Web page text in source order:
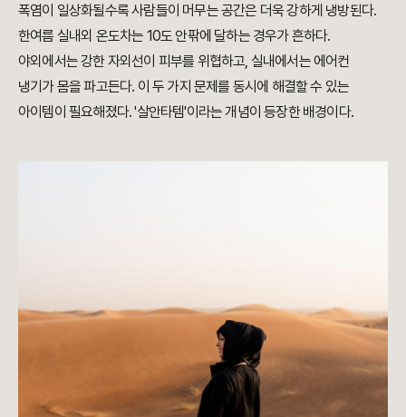
폭염이 일상화될수록 사람들이 머무는 공간은 더욱 강하게 냉방된다.
한여름 실내외 온도차는 10도 안팎에 달하는 경우가 흔하다.
야외에서는 강한 자외선이 피부를 위협하고, 실내에서는 에어컨
냉기가 몸을 파고든다. 이 두 가지 문제를 동시에 해결할 수 있는
아이템이 필요해졌다. '살안타템'이라는 개념이 등장한 배경이다.